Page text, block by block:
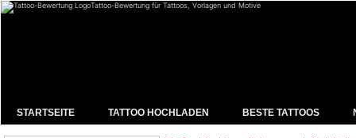
Tattoo-Bewertung für Tattoos, Vorlagen und Motive
STARTSEITE TATTOO HOCHLADEN BESTE TATTOOS